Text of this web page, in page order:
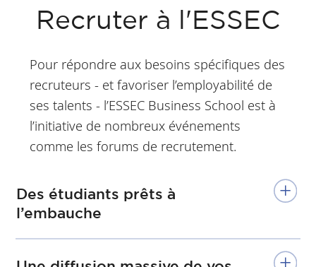
Recruter à l'ESSEC
Pour répondre aux besoins spécifiques des
recruteurs - et favoriser l’employabilité de
ses talents - l’ESSEC Business School est à
l’initiative de nombreux événements
comme les forums de recrutement.
Des étudiants prêts à
l’embauche